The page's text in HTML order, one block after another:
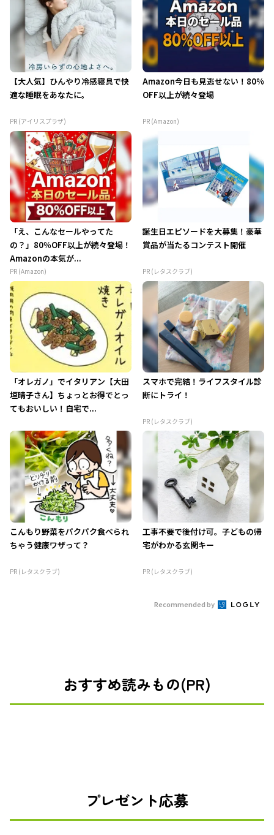
【大人気】ひんやり冷感寝具で快
適な睡眠をあなたに。
PR (アイリスプラザ)
Amazon今日も見逃せない！80%
OFF以上が続々登場
PR (Amazon)
「え、こんなセールやってた
の？」80％OFF以上が続々登場！
Amazonの本気が...
PR (Amazon)
誕生日エピソードを大募集！豪華
賞品が当たるコンテスト開催
PR (レタスクラブ)
「オレガノ」でイタリアン【大田
垣晴子さん】ちょっとお得でとっ
てもおいしい！自宅で...
スマホで完結！ライフスタイル診
断にトライ！
PR (レタスクラブ)
こんもり野菜をパクパク食べられ
ちゃう健康ワザって？
PR (レタスクラブ)
工事不要で後付け可。子どもの帰
宅がわかる玄関キー
PR (レタスクラブ)
Recommended by
おすすめ読みもの(PR)
プレゼント応募